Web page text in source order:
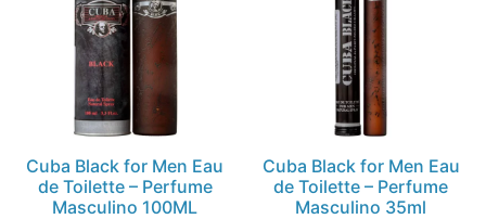
Cuba Black for Men Eau
de Toilette – Perfume
Masculino 100ML
Cuba Black for Men Eau
de Toilette – Perfume
Masculino 35ml